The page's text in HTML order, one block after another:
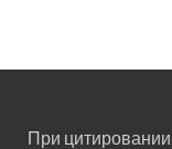
При цитировании